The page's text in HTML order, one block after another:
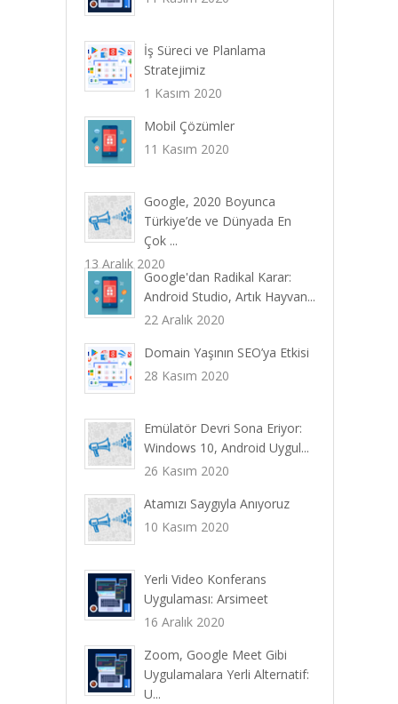
İş Süreci ve Planlama
Stratejimiz
1 Kasım 2020
Mobil Çözümler
11 Kasım 2020
Google, 2020 Boyunca
Türkiye’de ve Dünyada En
Çok ...
13 Aralık 2020
Google'dan Radikal Karar:
Android Studio, Artık Hayvan...
22 Aralık 2020
Domain Yaşının SEO’ya Etkisi
28 Kasım 2020
Emülatör Devri Sona Eriyor:
Windows 10, Android Uygul...
26 Kasım 2020
Atamızı Saygıyla Anıyoruz
10 Kasım 2020
Yerli Video Konferans
Uygulaması: Arsimeet
16 Aralık 2020
Zoom, Google Meet Gibi
Uygulamalara Yerli Alternatif:
U...